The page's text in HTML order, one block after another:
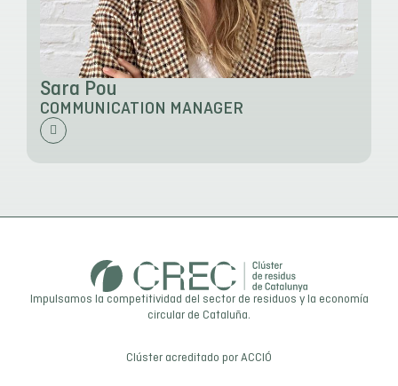
Sara Pou
COMMUNICATION MANAGER
Impulsamos la competitividad del sector de residuos y la economía
circular de Cataluña.
Clúster acreditado porACCIÓ